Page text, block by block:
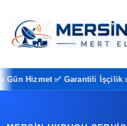
Hizmet ✅ Garantili İşçilik ✅